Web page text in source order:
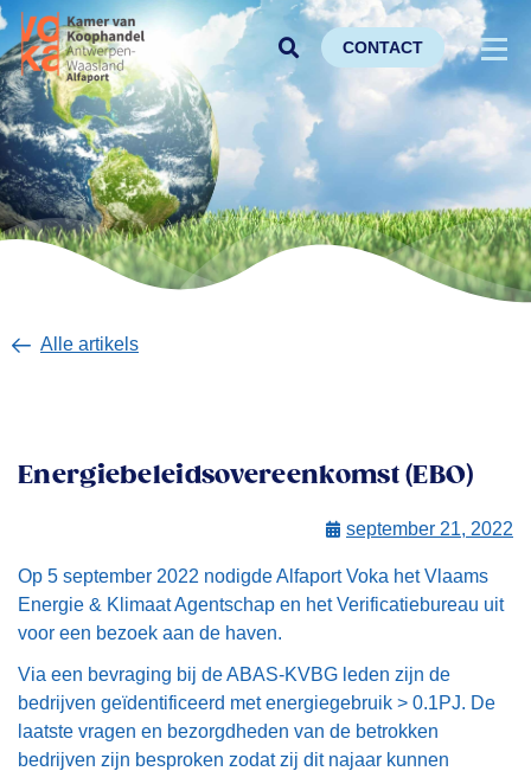
CONTACT
Alle artikels
Energiebeleidsovereenkomst (EBO)
september 21, 2022
Op 5 september 2022 nodigde Alfaport Voka het Vlaams
Energie & Klimaat Agentschap en het Verificatiebureau uit
voor een bezoek aan de haven.
Via een bevraging bij de ABAS-KVBG leden zijn de
bedrijven geïdentificeerd met energiegebruik > 0.1PJ. De
laatste vragen en bezorgdheden van de betrokken
bedrijven zijn besproken zodat zij dit najaar kunnen